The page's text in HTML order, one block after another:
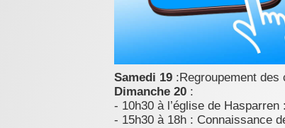
Samedi 19 :Regroupement des
Dimanche 20 :
- 10h30 à l’église de
- 15h30 à 18h : Connaissance